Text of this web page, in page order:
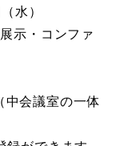
水）
示・コンファ
中会議室の一体